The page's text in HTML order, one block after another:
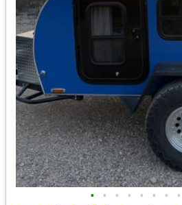
• • • • • • • •